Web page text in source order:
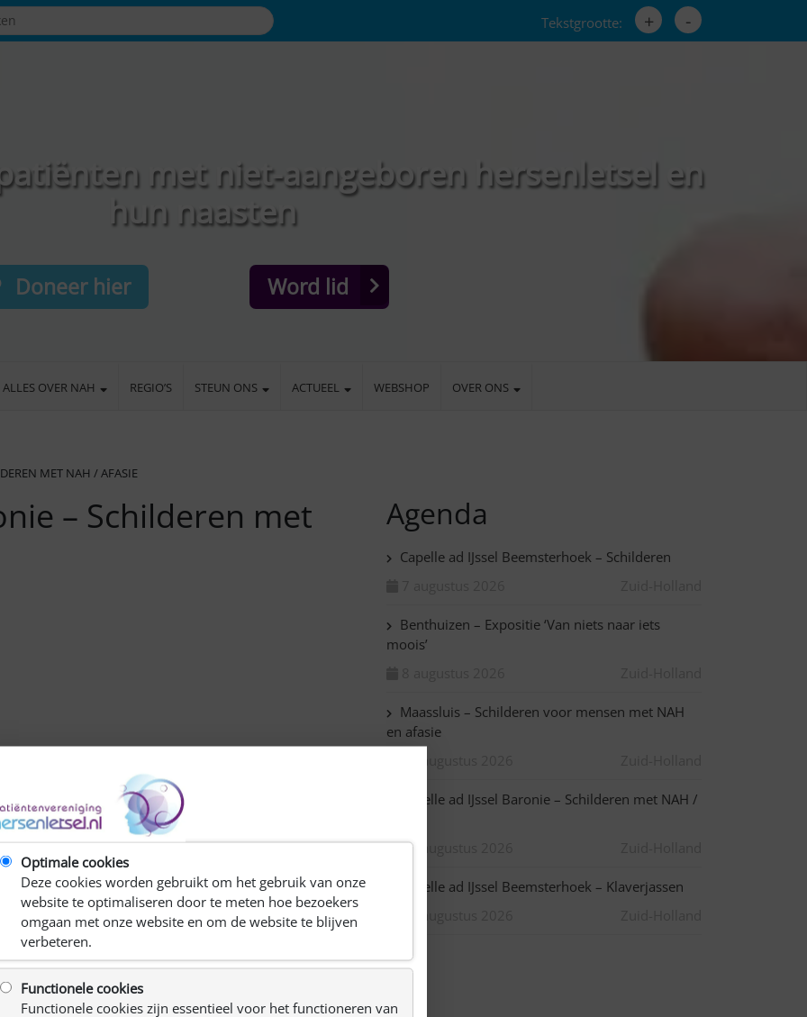
Tekstgrootte: + -
met niet-aangeboren hersenletsel en
hun naasten
Doneer hier Word lid
ALLES OVER NAH REGIO’S STEUN ONS ACTUEEL WEBSHOP OVER ONS
MET NAH / AFASIE
– Schilderen met
lezen of schrijven. Niets in je leven is meer
en dat kan ook op een creatieve manier.
met afasie door ervaren kunstenaars in te zetten
een penseel hebben vast gehad of met de andere
wel een nieuw talent! Je zult verbaasd staan waartoe
Agenda
Capelle ad IJssel Beemsterhoek – Schilderen
Benthuizen – Expositie ‘Van niets naar iets
moois’
Maassluis – Schilderen voor mensen met NAH
en afasie
Capelle ad IJssel Baronie – Schilderen met NAH /
10 augustus 2026
Capelle ad IJssel Beemsterhoek – Klaverjassen
Optimale cookies
Deze cookies worden gebruikt om het gebruik van onze
website te optimaliseren door te meten hoe bezoekers
omgaan met onze website en om de website te blijven
verbeteren.
Functionele cookies
Functionele cookies zijn essentieel voor het functioneren van